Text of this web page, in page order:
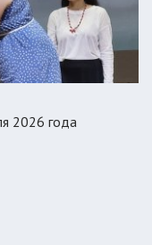
2026 года